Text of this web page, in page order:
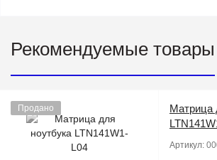
Рекомендуемые товары
Продано
Матрица
Артикул: